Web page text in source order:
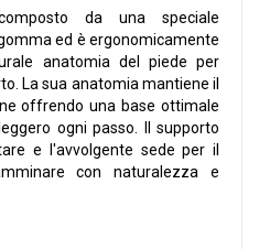
da una speciale
ed è ergonomicamente
anatomia del piede per
La sua anatomia mantiene il
offrendo una base ottimale
ogni passo. Il supporto
e l'avvolgente sede per il
con naturalezza e